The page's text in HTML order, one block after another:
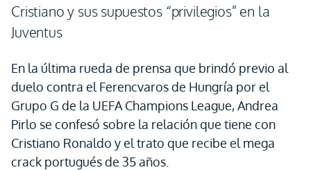
Cristiano y sus supuestos “privilegios” en la
Juventus
En la última rueda de prensa que brindó previo al
duelo contra el Ferencvaros de Hungría por el
Grupo G de la UEFA Champions League, Andrea
Pirlo se confesó sobre la relación que tiene con
Cristiano Ronaldo y el trato que recibe el mega
crack portugués de 35 años.